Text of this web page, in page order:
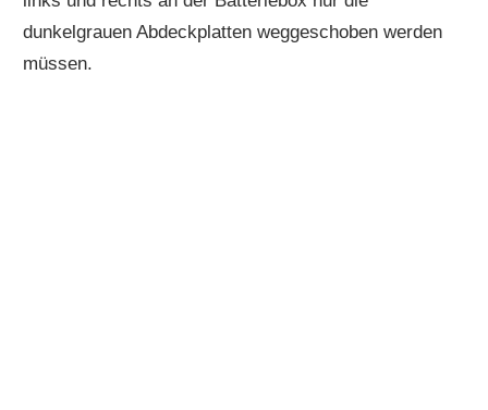
dunkelgrauen Abdeckplatten weggeschoben werden
müssen.